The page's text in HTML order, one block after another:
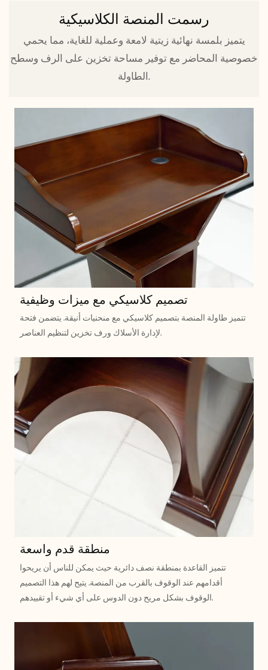
رسمت المنصة الكلاسيكية
يتميز بلمسة نهائية زيتية لامعة وعملية للغاية، مما يحمي
خصوصية المحاضر مع توفير مساحة تخزين على الرف وسطح
الطاولة.
تصميم كلاسيكي مع ميزات وظيفية
تتميز طاولة المنصة بتصميم كلاسيكي مع منحنيات أنيقة. يتضمن فتحة
لإدارة الأسلاك ورف تخزين لتنظيم العناصر.
منطقة قدم واسعة
تتميز القاعدة بمنطقة نصف دائرية حيث يمكن للناس أن يريحوا
أقدامهم عند الوقوف بالقرب من المنصة. يتيح لهم هذا التصميم
الوقوف بشكل مريح دون الدوس على أي شيء أو تقييدهم.